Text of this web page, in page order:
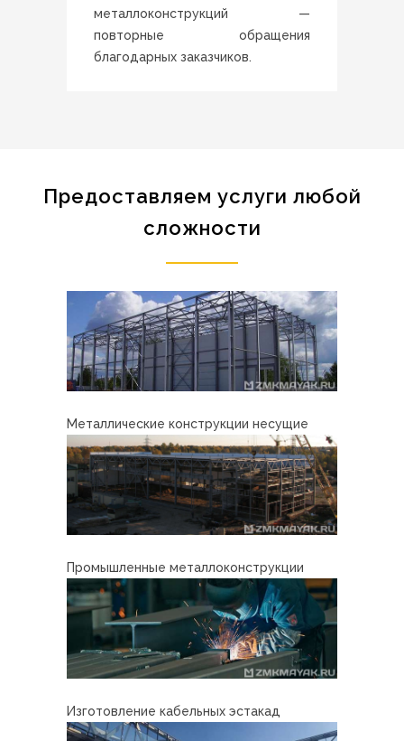
металлоконструкций —
повторные обращения
благодарных заказчиков.
Предоставляем услуги любой
сложности
Металлические конструкции несущие
Промышленные металлоконструкции
Изготовление кабельных эстакад